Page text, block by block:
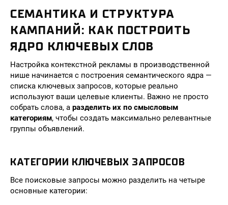
СЕМАНТИКА И СТРУКТУРА
КАМПАНИЙ: КАК ПОСТРОИТЬ
ЯДРО КЛЮЧЕВЫХ СЛОВ
Настройка контекстной рекламы в производственной
нише начинается с построения семантического ядра —
списка ключевых запросов, которые реально
используют ваши целевые клиенты. Важно не просто
собрать слова, а разделить их по смысловым
категориям, чтобы создать максимально релевантные
группы объявлений.
КАТЕГОРИИ КЛЮЧЕВЫХ ЗАПРОСОВ
Все поисковые запросы можно разделить на четыре
основные категории: